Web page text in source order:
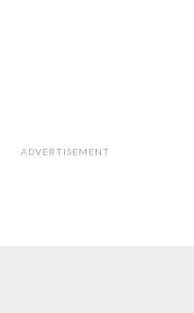
ADVERTISEMENT